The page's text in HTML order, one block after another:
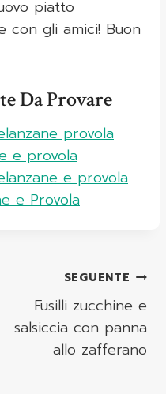
piatto
con gli amici! Buon
Da Provare
provola
e provola
e provola
e Provola
SEGUENTE
Fusilli zucchine e
salsiccia con panna
allo zafferano